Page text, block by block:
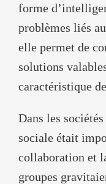
forme
problèmes liés
elle permet de
solutions
caractéristique
Dans les
sociale était
collaboration et
groupes